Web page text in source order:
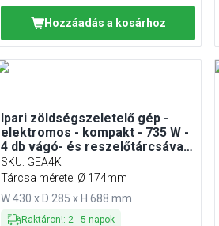
Hozzáadás a kosárhoz
Ipari zöldségszeletelő gép -
elektromos - kompakt - 735 W -
4 db vágó- és reszelőtárcsával -
Felnyitható fedél
SKU: GEA4K
Tárcsa mérete: Ø 174mm
W 430 x D 285 x H 688 mm
Raktáron!: 2 -5 napok